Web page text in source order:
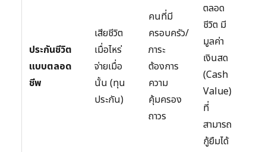
ประกันชีวิต
แบบตลอด
ชีพ
เสียชีวิต
เมื่อไหร่
จ่ายเมื่อ
นั้น (ทุน
ประกัน)
คนที่มี
ครอบครัว/
ภาระ
ต้องการ
ความ
คุ้มครอง
ถาวร
ตลอด
ชีวิต มี
มูลค่า
เงินสด
(Cash
Value)
ที่
สามารถ
กู้ยืมได้